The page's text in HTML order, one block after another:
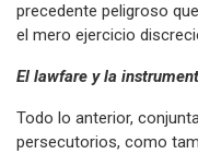
precedente peligroso
el mero ejercicio
El lawfare y la
Todo lo anterior,
persecutorios, como